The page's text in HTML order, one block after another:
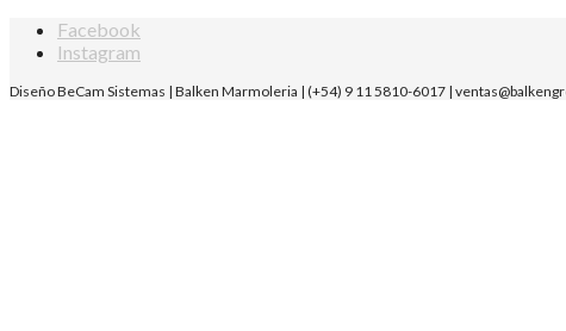
Facebook
Instagram
Diseño BeCam Sistemas | Balken Marmoleria | (+54) 9 11 5810-6017 |